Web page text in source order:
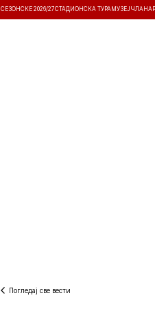
СЕЗОНСКЕ 2026/27СТАДИОНСКА ТУРА МУЗЕЈ
Погледај све вести